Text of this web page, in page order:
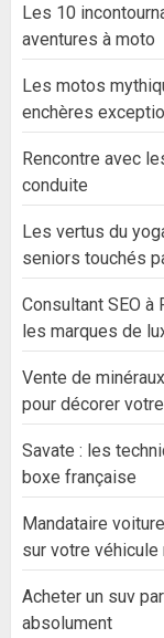
Les 10
aventures à moto
Les motos
enchères
Rencontre avec
conduite
Les vertus du
seniors touchés
Consultant SEO
les marques de
Vente de
pour décorer
Savate : les
boxe française
Mandataire
sur votre véhicule
Acheter un suv
absolument